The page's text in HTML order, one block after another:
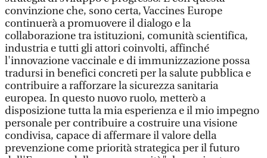
convinzione che, sono certa, Vaccines Europe
continuerà a promuovere il dialogo e la
collaborazione tra istituzioni, comunità scientifica,
industria e tutti gli attori coinvolti, affinché
l'innovazione vaccinale e di immunizzazione possa
tradursi in benefici concreti per la salute pubblica e
contribuire a rafforzare la sicurezza sanitaria
europea. In questo nuovo ruolo, metterò a
disposizione tutta la mia esperienza e il mio impegno
personale per contribuire a costruire una visione
condivisa, capace di affermare il valore della
prevenzione come priorità strategica per il futuro